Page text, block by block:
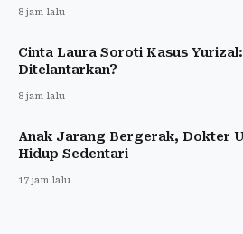
8 jam lalu
Cinta Laura Soroti Kasus
Ditelantarkan?
8 jam lalu
Anak Jarang Bergerak, Dokter
Hidup Sedentari
17 jam lalu